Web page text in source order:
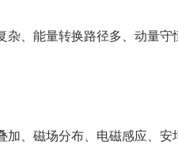
杂、能量转换路径多、动量
加、磁场分布、电磁感应、